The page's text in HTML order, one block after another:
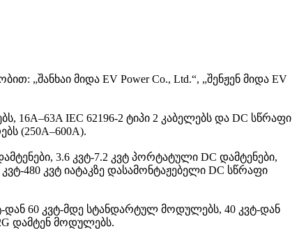
„შანხაი მიდა EV Power Co., Ltd.“, „შენჟენ მიდა EV
16A–63A IEC 62196-2 ტიპი 2 კაბელებს და DC სწრაფი
(250A–600A).
3.6 კვტ-7.2 კვტ პორტატული DC დამტენები,
480 კვტ იატაკზე დასამონტაჟებელი DC სწრაფი
60 კვტ-მდე სტანდარტულ მოდულებს, 40 კვტ-დან
დამტენ მოდულებს.